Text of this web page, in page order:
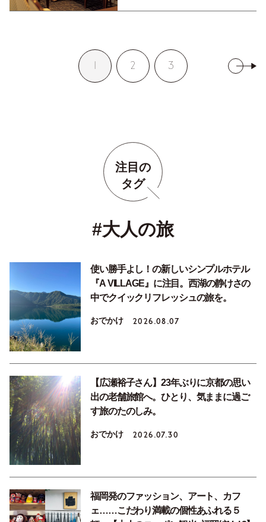
1 2 3
注目の
タグ
#大人の旅
使い勝手よし！の新しいシンプルホテル
『A VILLAGE』に注目。西湖の静けさの
中でクイックリフレッシュの旅を。
おでかけ 2026.08.07
【広瀬裕子さん】23年ぶりに京都の思い
出の老舗旅館へ。ひとり、気ままに過ご
す旅のたのしみ。
おでかけ 2026.07.30
福岡発のファッション、アート、カフ
ェ……こだわり満載の個性あふれる５